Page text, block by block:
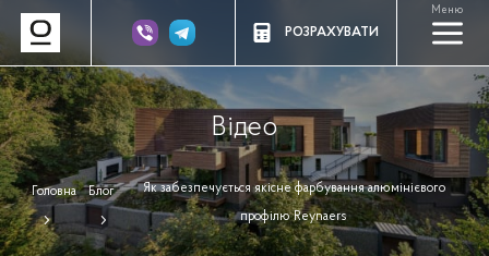
РОЗРАХУВАТИ
Меню
a
Відео
Головна Блог Як забезпечується якісне фарбування алюмінієвого
профілю Reynaers